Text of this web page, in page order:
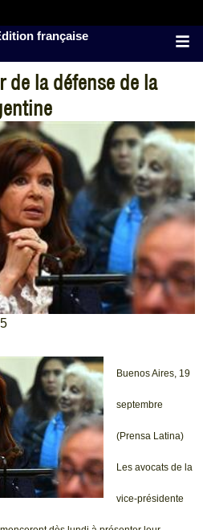
française
la défense de la
Buenos Aires, 19
septembre
(Prensa Latina)
Les avocats de la
vice-présidente